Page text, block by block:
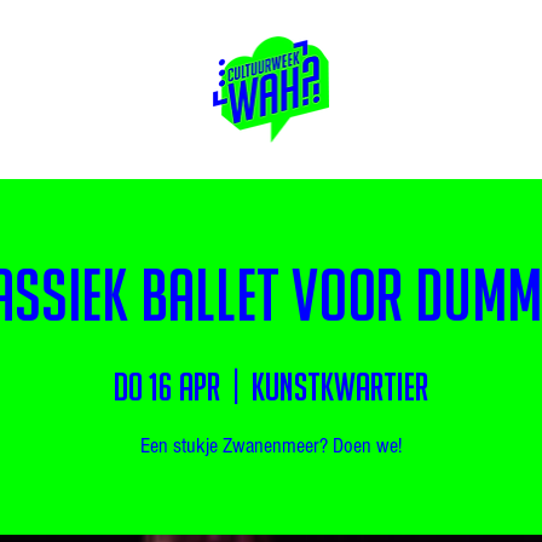
ballet voor
do 16 apr Kunstkwartier
Een stukje Zwanenmeer? Doen we!